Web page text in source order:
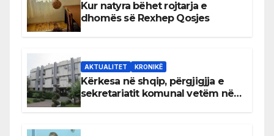
Kur natyra bëhet rojtarja e
dhomës së Rexhep Qosjes
AKTUALITET KRONIKË
Kërkesa në shqip, përgjigjja e
sekretariatit komunal vetëm në